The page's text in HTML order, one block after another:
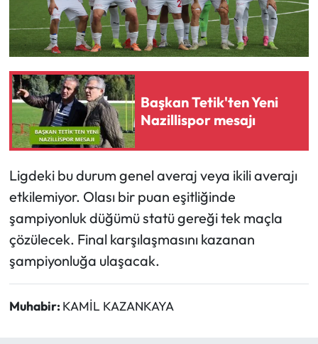
Başkan Tetik'ten Yeni
Nazillispor mesajı
Ligdeki bu durum genel averaj veya ikili averajı
etkilemiyor. Olası bir puan eşitliğinde
şampiyonluk düğümü statü gereği tek maçla
çözülecek. Final karşılaşmasını kazanan
şampiyonluğa ulaşacak.
Muhabir: KAMİL KAZANKAYA